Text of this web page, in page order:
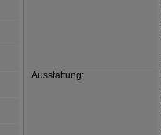
Ausstattung: